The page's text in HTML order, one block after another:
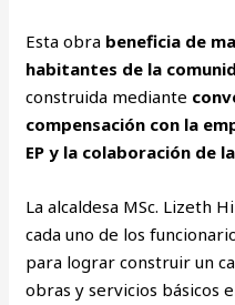
Esta obra beneficia de
habitantes de la
construida mediante
compensación con la
EP y la colaboración de
La alcaldesa MSc. Lizeth
cada uno de los
para lograr construir un
obras y servicios básicos